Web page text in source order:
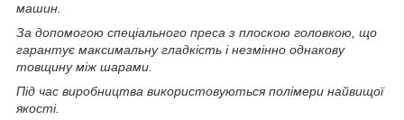
машин.
За допомогою спеціального преса з плоскою головкою, що
гарантує максимальну гладкість і незмінно однакову
товщину між шарами.
Під час виробництва використовуються полімери найвищої
якості.